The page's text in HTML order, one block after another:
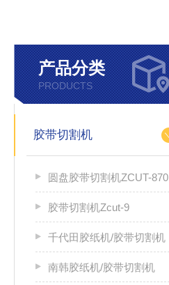
产品分类
PRODUCTS
胶带切割机
圆盘胶带切割机ZCUT-870
胶带切割机Zcut-9
千代田胶纸机/胶带切割机
南韩胶纸机/胶带切割机